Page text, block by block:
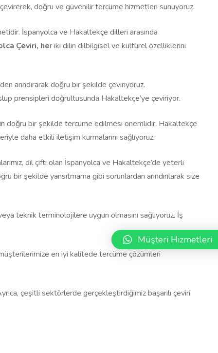
doğru ve güvenilir tercüme hizmetleri sunuyoruz.
İspanyolca ve Hakaltekçe dilleri arasında
Çeviri, her iki dilin dilbilgisel ve kültürel özelliklerini
arındırarak doğru bir şekilde çeviriyoruz.
prensipleri doğrultusunda Hakaltekçe’ye çeviriyor.
doğru bir şekilde tercüme edilmesi önemlidir. Hakaltekçe
daha etkili iletişim kurmalarını sağlıyoruz.
dil çifti olan İspanyolca ve Hakaltekçe’de yeterli
bir şekilde yansıtmama gibi sorunlardan arındırılarak size
teknik terminolojilere uygun olmasını sağlıyoruz. İş
en iyi kalitede tercüme çözümleri
çeşitli sektörlerde gerçekleştirdiğimiz başarılı çeviri
Müşteri Hizmetleri